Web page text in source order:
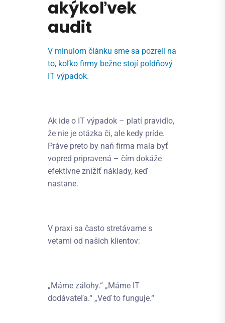
akýkoľvek
audit
V minulom článku sme sa pozreli na
to, koľko firmy bežne stojí poldňový
IT výpadok.
Ak ide o IT výpadok – platí pravidlo,
že nie je otázka či, ale kedy príde.
Práve preto by naň firma mala byť
vopred pripravená – čím dokáže
efektívne znížiť náklady, keď
nastane.
V praxi sa často stretávame s
vetami od našich klientov:
„Máme zálohy.“ „Máme IT
dodávateľa.“ „Veď to funguje.“